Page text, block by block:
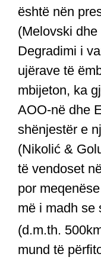
është nën
(Melovski
Degradimi i
ujërave të
mbijeton, ka
AOO-në dhe
shënjestër e
(Nikolić &
të vendoset
por
më i madh se
(d.m.th.
mund të